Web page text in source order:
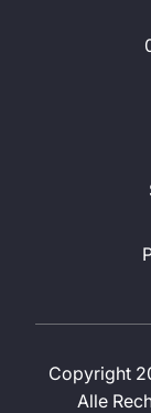
Copyright
Alle